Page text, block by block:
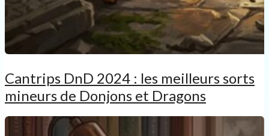
Cantrips DnD 2024 : les meilleurs sorts
mineurs de Donjons et Dragons